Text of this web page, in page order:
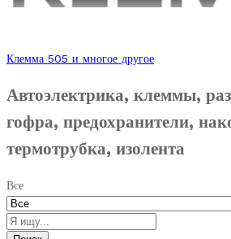
Клемма 505 и многое другое
Автоэлектрика, клеммы,
гофра, предохранители,
термотрубка, изолента
Все